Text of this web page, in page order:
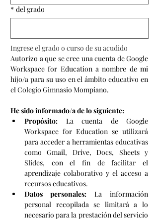
* del grado
Ingrese el grado o curso de su acudido
Autorizo a que se cree una cuenta de Google
Workspace for Education a nombre de mi
hijo/a para su uso en el ámbito educativo en
el Colegio Gimnasio Mompiano.
He sido informado/a de lo siguiente:
Propósito: La cuenta de Google
Workspace for Education se utilizará
para acceder a herramientas educativas
como Gmail, Drive, Docs, Sheets y
Slides, con el fin de facilitar el
aprendizaje colaborativo y el acceso a
recursos educativos.
Datos personales: La información
personal recopilada se limitará a lo
necesario para la prestación del servicio